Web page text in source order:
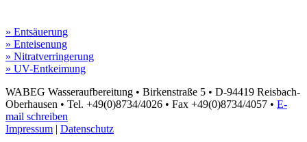
» Entsäuerung
» Enteisenung
» Nitratverringerung
» UV-Entkeimung
WABEG Wasseraufbereitung • Birkenstraße 5 • D-94419 Reisbach-
Oberhausen • Tel. +49(0)8734/4026 • Fax +49(0)8734/4057 • E-
mail schreiben
Impressum
Datenschutz